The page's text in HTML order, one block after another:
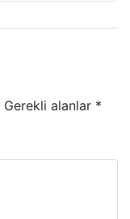
Gerekli alanlar *